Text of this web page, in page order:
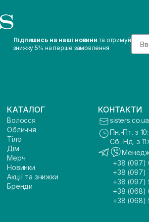
Підпишись на наші новини та отримуй
знижку 5% на перше замовлення
Email
КАТАЛОГ
Волосся
Обличчя
Тіло
Дім
Мерч
Новинки
Акції та знижки
Бренди
КОНТАКТИ
Пн.-Пт. з
Сб.-Нд. з
+38 (097)
+38 (097)
+38 (097)
+38 (068)
+38 (068)